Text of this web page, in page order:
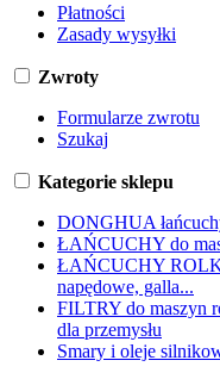
Płatności
Zasady wysyłki
Zwroty
Formularze zwrotu
Szukaj
Kategorie sklepu
DONGHUA
ŁAŃCUCHY do
ŁAŃCUCHY
napędowe, galla...
FILTRY do maszyn
dla przemysłu
Smary i oleje